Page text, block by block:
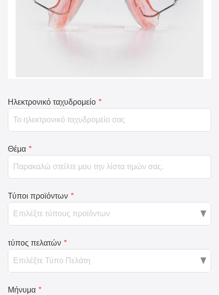
Ηλεκτρονικό ταχυδρομείο *
Θέμα *
Τύποι προϊόντων *
τύπος πελατών *
Μήνυμα *